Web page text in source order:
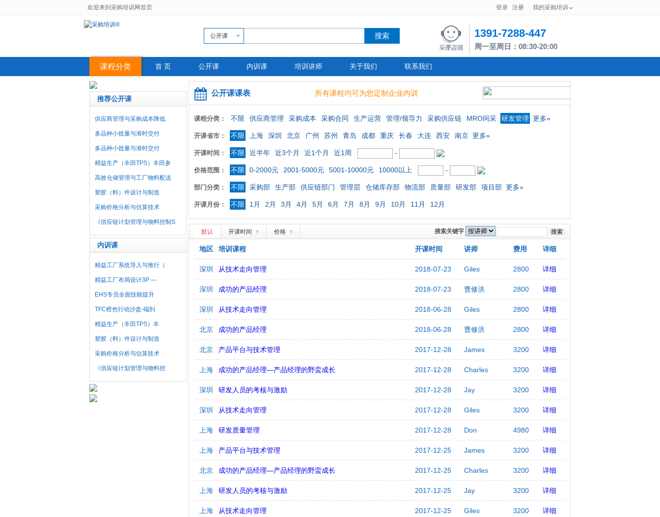
欢迎来到采购培训网首页 登录 注册 我的采购培训
公开课 1391-7288-447
周一至周日：08:30-20:00
首 页 公开课 内训课 培训讲师 关于我们 联系我们
课程分类
推荐公开课
供应商管理与采购成本降低
多品种小批量与准时交付
多品种小批量与准时交付
精益生产（丰田TPS）丰田参
高效仓储管理与工厂物料配送
塑胶（料）件设计与制造
采购价格分析与估算技术
《供应链计划管理与物料控制S
内训课
精益工厂系统导入与推行（
精益工厂布局设计3P —
EHS专员全面技能提升
TFC橙色行动沙盘-端到
精益生产（丰田TPS）丰
塑胶（料）件设计与制造
采购价格分析与估算技术
《供应链计划管理与物料控
公开课课表 所有课程均可为您定制企业内训
课程分类： 不限 供应商管理 采购成本 采购合同 生产运营 管理/领导力 采购供应链 MRO间采 研发管理 更多»
开课省市： 不限 上海 深圳 北京 广州 苏州 青岛 成都 重庆 长春 大连 西安 南京 更多»
开课时间： 不限 近半年 近3个月 近1个月 近1周 -
价格范围： 不限 0-2000元 2001-5000元 5001-10000元 10000以上 -
部门分类： 不限 采购部 生产部 供应链部门 管理层 仓储库存部 物流部 质量部 研发部 项目部 更多»
开课月份： 不限 1月 2月 3月 4月 5月 6月 7月 8月 9月 10月 11月 12月
默认 开课时间 ↑ 价格 ↑ 搜索关键字
地区 培训课程 开课时间 讲师 费用 详细
深圳 从技术走向管理 2018-07-23 Giles 2800 详细
深圳 成功的产品经理 2018-07-23 曹修洪 2800 详细
深圳 从技术走向管理 2018-06-28 Giles 2800 详细
北京 成功的产品经理 2018-06-28 曹修洪 2800 详细
北京 产品平台与技术管理 2017-12-28 James 3200 详细
上海 成功的产品经理—产品经理的野蛮成长 2017-12-28 Charles 3200 详细
深圳 研发人员的考核与激励 2017-12-28 Jay 3200 详细
深圳 从技术走向管理 2017-12-28 Giles 3200 详细
上海 研发质量管理 2017-12-28 Don 4980 详细
上海 产品平台与技术管理 2017-12-25 James 3200 详细
北京 成功的产品经理—产品经理的野蛮成长 2017-12-25 Charles 3200 详细
上海 研发人员的考核与激励 2017-12-25 Jay 3200 详细
上海 从技术走向管理 2017-12-25 Giles 3200 详细